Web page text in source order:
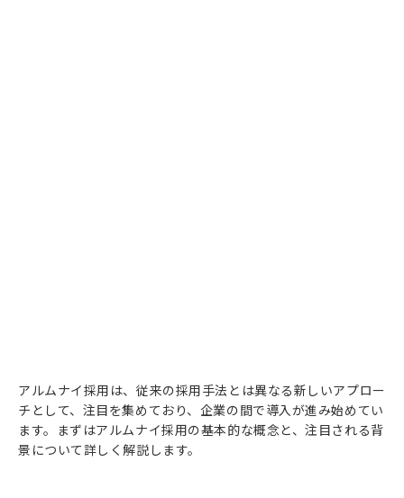
アルムナイ採用は、従来の採用手法とは異なる新しいアプロー
チとして、注目を集めており、企業の間で導入が進み始めてい
ます。まずはアルムナイ採用の基本的な概念と、注目される背
景について詳しく解説します。